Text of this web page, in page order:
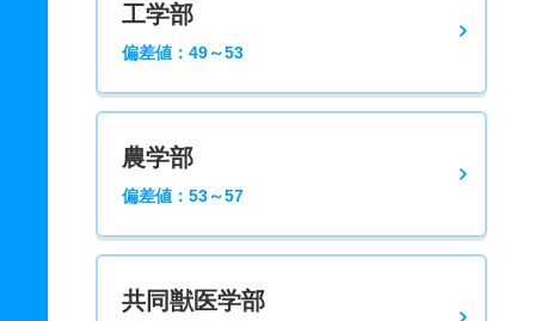
工学部
偏差値：49～53
農学部
偏差値：53～57
共同獣医学部